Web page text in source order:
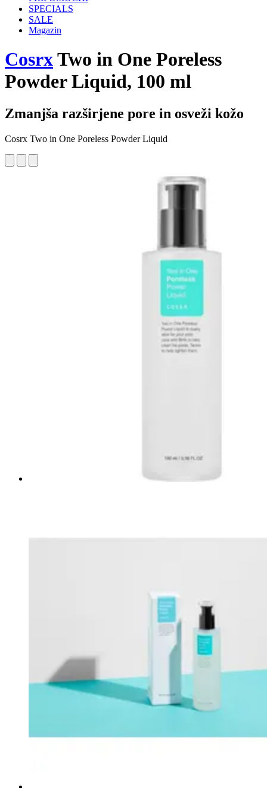
SPECIALS
SALE
Magazin
CosrxTwo in One Poreless
Powder Liquid, 100 ml
Zmanjša razširjene pore in osveži kožo
Cosrx Two in One Poreless Powder Liquid